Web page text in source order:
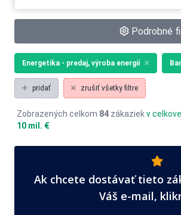
Podrobné
Energetika - predaj, výroba energií
pridať zrušiť všetky filtre
Zobrazených celkom 84 zákaziekv
10 mil. €
Ak chcete dostávať tieto
Váš e-mail,